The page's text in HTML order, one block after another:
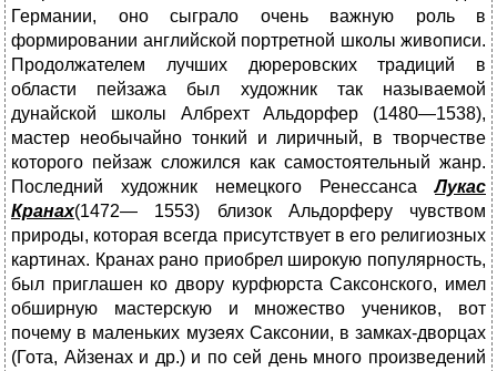
Германии, оно сыграло очень важную роль в
формировании английской портретной школы живописи.
Продолжателем лучших дюреровских традиций в
области пейзажа был художник так называемой
дунайской школы Албрехт Альдорфер (1480—1538),
мастер необычайно тонкий и лиричный, в творчестве
которого пейзаж сложился как самостоятельный жанр.
Последний художник немецкого РенессансаЛукас
Кранах(1472— 1553) близок Альдорферу чувством
природы, которая всегда присутствует в его религиозных
картинах. Кранах рано приобрел широкую популярность,
был приглашен ко двору курфюрста Саксонского, имел
обширную мастерскую и множество учеников, вот
почему в маленьких музеях Саксонии, в замках-дворцах
(Гота, Айзенах и др.) и по сей день много произведений